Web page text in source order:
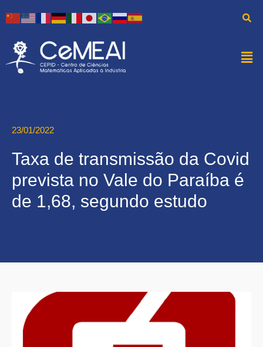
23/01/2022
Taxa de transmissão da Covid
prevista no Vale do Paraíba é
de 1,68, segundo estudo